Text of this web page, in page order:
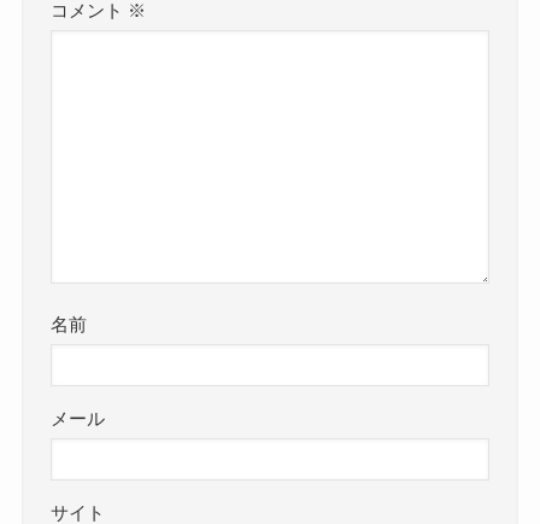
コメント ※
名前
メール
サイト